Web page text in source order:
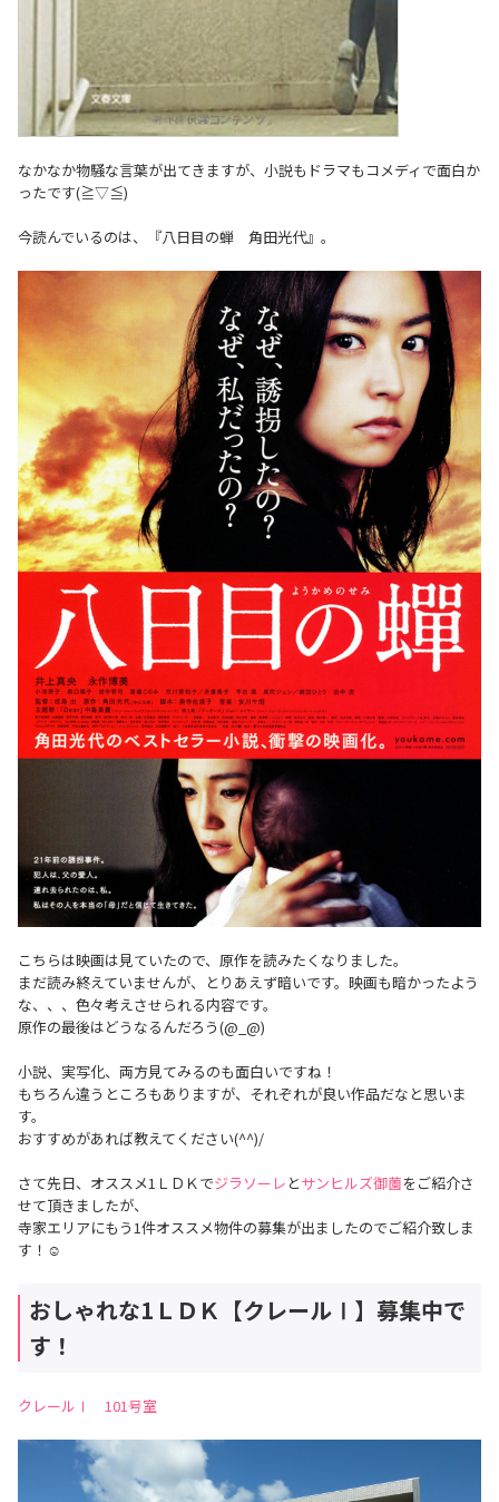
なかなか物騒な言葉が出てきますが、小説もドラマもコメディで面白か
ったです(≧▽≦)
今読んでいるのは、『八日目の蝉 角田光代』。
こちらは映画は見ていたので、原作を読みたくなりました。
まだ読み終えていませんが、とりあえず暗いです。映画も暗かったよう
な、、、色々考えさせられる内容です。
原作の最後はどうなるんだろう(@_@)
小説、実写化、両方見てみるのも面白いですね！
もちろん違うところもありますが、それぞれが良い作品だなと思いま
す。
おすすめがあれば教えてください(^^)/
さて先日、オススメ1ＬＤＫでジラソーレ とサンヒルズ御薗をご紹介さ
せて頂きましたが、
寺家エリアにもう1件オススメ物件の募集が出ましたのでご紹介致しま
す！☺
おしゃれな1ＬＤＫ【クレールⅠ】募集中で
す！
クレールⅠ 101号室